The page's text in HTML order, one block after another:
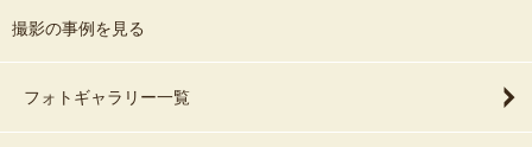
撮影の事例を見る
フォトギャラリー一覧